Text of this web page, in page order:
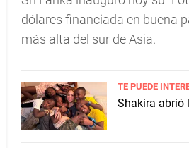
dólares financiada en buena
más alta del sur de Asia.
TE PUEDE
Shakira abrió